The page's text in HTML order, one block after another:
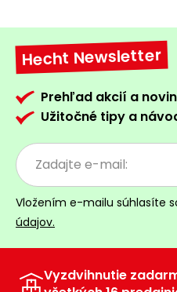
Hecht Newsletter
Prehľad akcií a
Užitočné tipy a
Vložením e-mailu súhlasíte
údajov.
Vyzdvihnutie